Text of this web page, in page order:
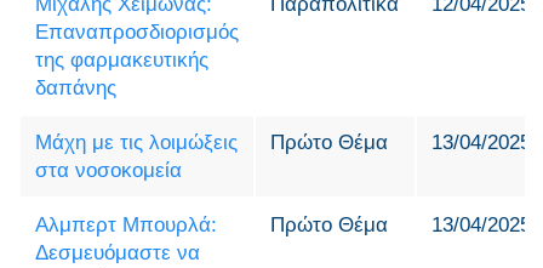
Μιχάλης Χειμώνας:
Επαναπροσδιορισμός
της φαρμακευτικής
δαπάνης
Παραπολιτικά 12/04/2025
Μάχη με τις λοιμώξεις
στα νοσοκομεία
Πρώτο Θέμα 13/04/2025
Αλμπερτ Μπουρλά:
Δεσμευόμαστε να
Πρώτο Θέμα 13/04/2025